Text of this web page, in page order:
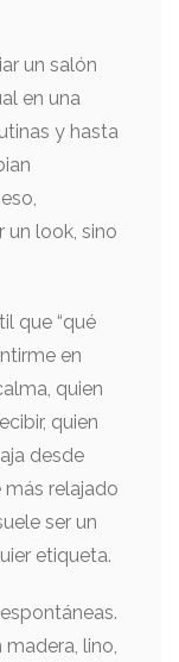
un salón
en una
y hasta
un look, sino
que “qué
en
quien
quien
desde
más relajado
ser un
etiqueta.
lino,